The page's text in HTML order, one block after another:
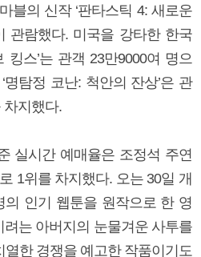
블의 신작 ‘판타스틱 4: 새로운
관람했다. 미국을 강타한 한국
킹스’는 관객 23만9000여 명으
명탐정 코난: 척안의 잔상’은 관
차지했다.
실시간 예매율은 조정석 주연
1위를 차지했다. 오는 30일 개
의 인기 웹툰을 원작으로 한 영
는 아버지의 눈물겨운 사투를
열한 경쟁을 예고한 작품이기도